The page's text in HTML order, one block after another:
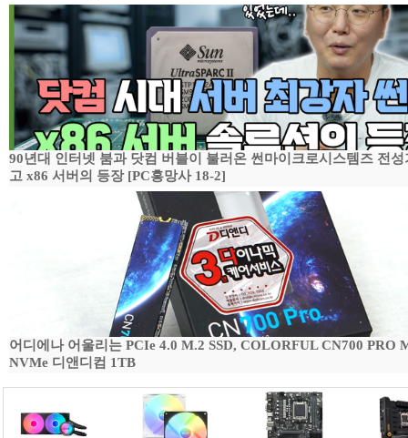
90년대 인터넷 붐과 닷컴 버블이 불러온 썬마이크로시스템즈 전성
고 x86 서버의 등장 [PC흥망사 18-2]
어디에나 어울리는 PCIe 4.0 M.2 SSD, COLORFUL CN700 PRO
NVMe 디앤디컴 1TB